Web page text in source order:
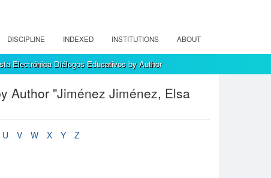
DISCIPLINE INDEXED INSTITUTIONS ABOUT
Electrónica Diálogos Educativos by Author
Author "Jiménez Jiménez, Elsa
U V W X Y
Z